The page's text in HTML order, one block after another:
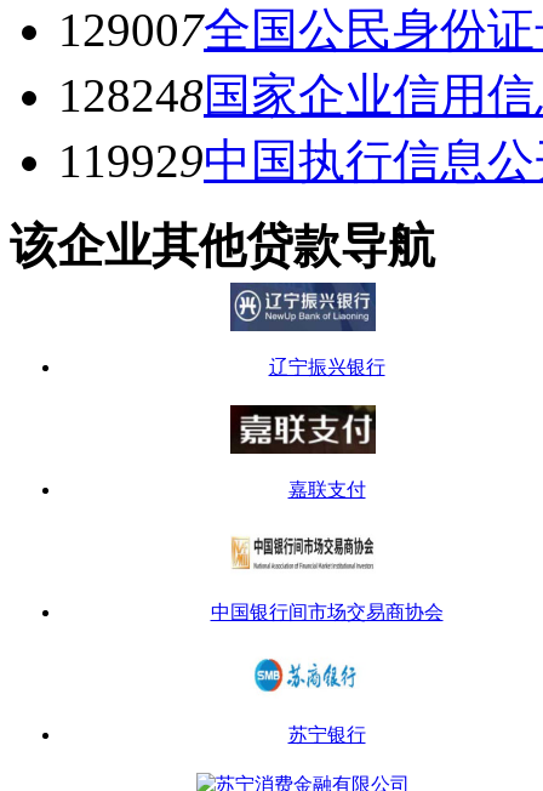
129007全国公民身份
128248国家企业信用
119929中国执行信息
该企业其他贷款导航
辽宁振兴银行
嘉联支付
中国银行间市场交易商协会
苏宁银行